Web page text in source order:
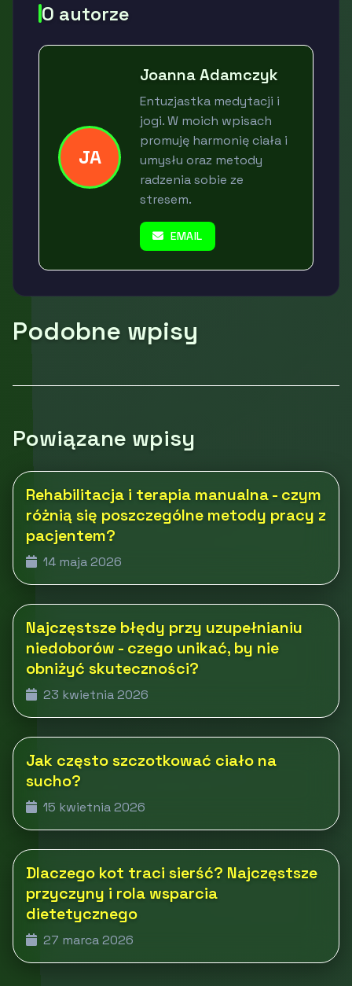
O autorze
JA
Joanna Adamczyk
Entuzjastka medytacji i
jogi. W moich wpisach
promuję harmonię ciała i
umysłu oraz metody
radzenia sobie ze
stresem.
EMAIL
Podobne wpisy
Powiązane wpisy
Rehabilitacja i terapia manualna - czym
różnią się poszczególne metody pracy z
pacjentem?
14 maja 2026
Najczęstsze błędy przy uzupełnianiu
niedoborów - czego unikać, by nie
obniżyć skuteczności?
23 kwietnia 2026
Jak często szczotkować ciało na
sucho?
15 kwietnia 2026
Dlaczego kot traci sierść? Najczęstsze
przyczyny i rola wsparcia
dietetycznego
27 marca 2026